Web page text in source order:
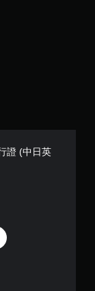
證 (中日英